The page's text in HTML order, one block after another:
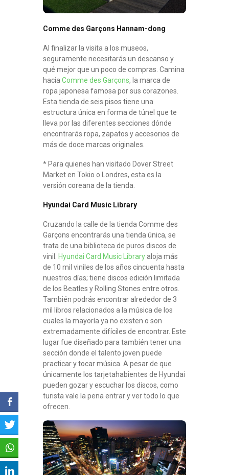
Comme des Garçons Hannam-dong
Al finalizar la visita a los museos,
seguramente necesitarás un descanso y
qué mejor que un poco de compras. Camina
haciaComme des Garçons, la marca de
ropa japonesa famosa por sus corazones.
Esta tienda de seis pisos tiene una
estructura única en forma de túnel que te
lleva por las diferentes secciones dónde
encontrarás ropa, zapatos y accesorios de
más de doce marcas originales.
* Para quienes han visitado Dover Street
Market en Tokio o Londres, esta es la
versión coreana de la tienda.
Hyundai Card Music Library
Cruzando la calle de la tienda Comme des
Garçons encontrarás una tienda única, se
trata de una biblioteca de puros discos de
vinil.
Hyundai Card Music Library aloja más
de 10 mil viniles de los años cincuenta hasta
nuestros días; tiene discos edición limitada
de los Beatles y Rolling Stones entre otros.
También podrás encontrar alrededor de 3
mil libros relacionados a la música de los
cuales la mayoría ya no existen o son
extremadamente difíciles de encontrar. Este
lugar fue diseñado para también tener una
sección donde el talento joven puede
practicar y tocar música. A pesar de que
únicamente los tarjetahabientes de Hyundai
pueden gozar y escuchar los discos, como
turista vale la pena entrar y ver todo lo que
ofrecen.